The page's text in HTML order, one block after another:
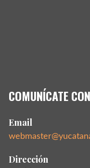
COMUNÍCATE
Email
Dirección